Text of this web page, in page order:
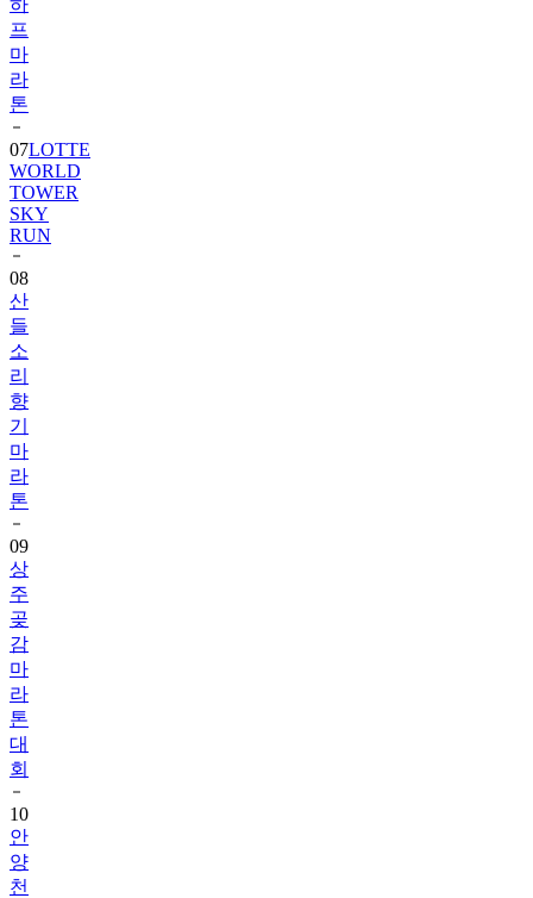
하
프
마
라
톤
07LOTTE
WORLD
TOWER
SKY
RUN
08
산
들
소
리
향
기
마
라
톤
09
상
주
곶
감
마
라
톤
대
회
10
안
양
천